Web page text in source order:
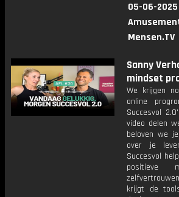
05-06-
Mensen.TV
Sanny
mindset
We krijgen
online
Succesvol
video delen
beloven we je
over je
Succesvol
positieve
krijgt de